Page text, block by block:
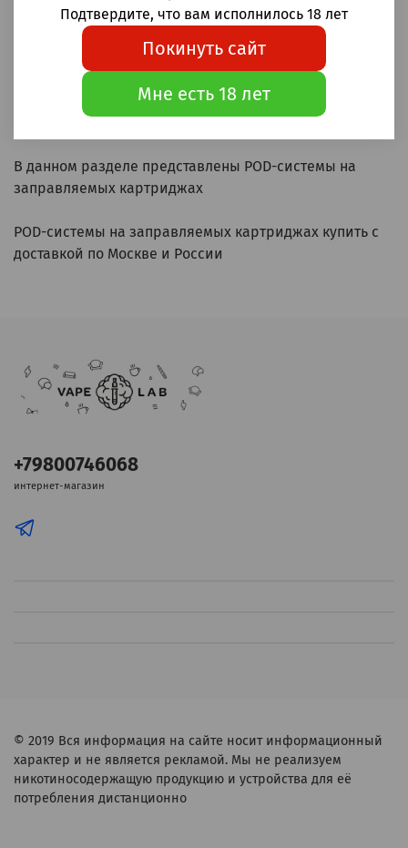
2 500 ₽
Предзаказ
В данном разделе представлены POD-системы на
заправляемых картриджах
POD-системы на заправляемых картриджах купить с
доставкой по Москве и России
+79800746068
интернет-магазин
© 2019 Вся информация на сайте носит информационный
характер и не является рекламой. Мы не реализуем
никотиносодержащую продукцию и устройства для её
потребления дистанционно
Подтвердите, что вам исполнилось 18 лет
Покинуть сайт
Мне есть 18 лет